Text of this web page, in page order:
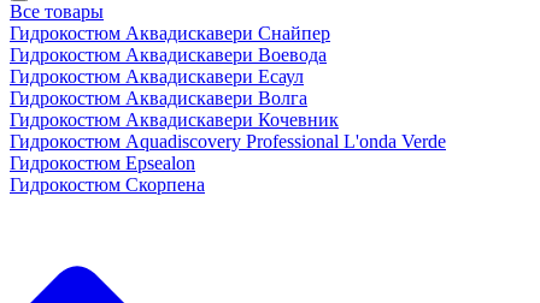
Все товары
Гидрокостюм Аквадискавери Снайпер
Гидрокостюм Аквадискавери Воевода
Гидрокостюм Аквадискавери Есаул
Гидрокостюм Аквадискавери Волга
Гидрокостюм Аквадискавери Кочевник
Гидрокостюм Aquadiscovery Professional L'onda Verde
Гидрокостюм Epsealon
Гидрокостюм Скорпена